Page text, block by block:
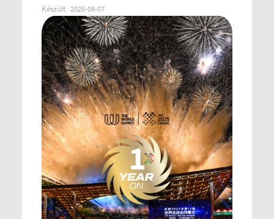
Készült 2026-08-07